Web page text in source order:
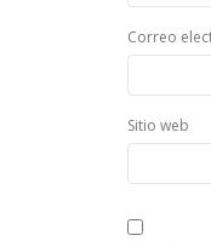
Correo
Sitio web